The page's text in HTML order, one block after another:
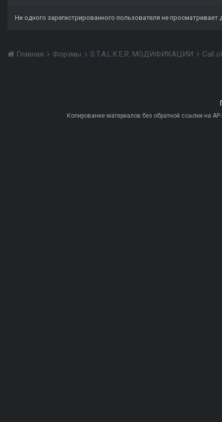
Ни одного зарегистрированного пользователя не просматривает
Главная Форумы S.T.A.L.K.E.R. МОДИФИКАЦИИ Call
Копирование материалов без обратной ссылки на